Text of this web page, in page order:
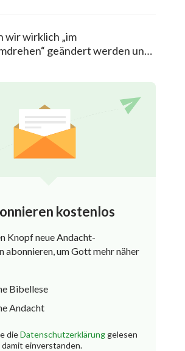
wir wirklich „im
geändert werden und
kostenlos
Knopf neue Andacht-
abonnieren, um Gott mehr näher
Bibellese
Andacht
dieDatenschutzerklärung gelesen
damit einverstanden.